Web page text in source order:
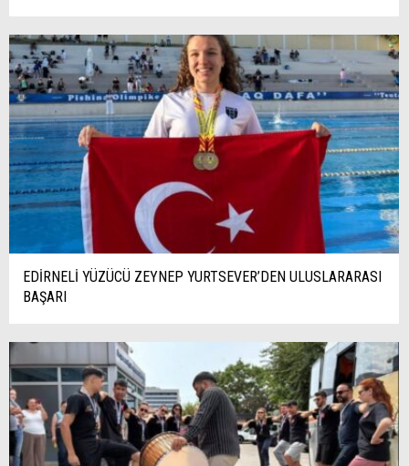
EDİRNELİ YÜZÜCÜ ZEYNEP YURTSEVER’DEN ULUSLARARASI
BAŞARI